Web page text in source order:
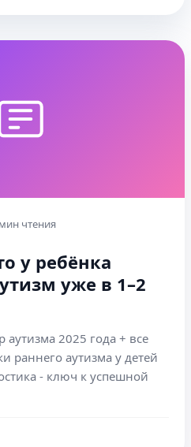
чтения
у ребёнка
уже в 1–2
2025 года + все
раннего аутизма у детей
- ключ к успешной